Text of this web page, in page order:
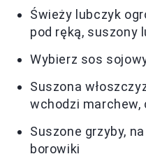
Świeży lubczyk
pod ręką, suszony
Wybierz sos
Suszona
wchodzi marchew,
Suszone grzyby,
borowiki